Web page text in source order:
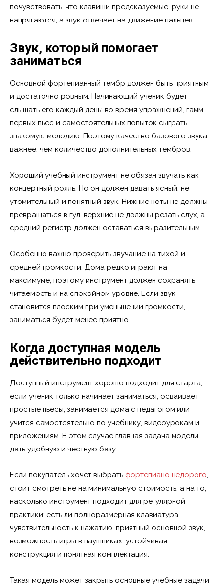
почувствовать, что клавиши предсказуемые, руки не
напрягаются, а звук отвечает на движение пальцев.
Звук, который помогает
заниматься
Основной фортепианный тембр должен быть приятным
и достаточно ровным. Начинающий ученик будет
слышать его каждый день: во время упражнений, гамм,
первых пьес и самостоятельных попыток сыграть
знакомую мелодию. Поэтому качество базового звука
важнее, чем количество дополнительных тембров.
Хороший учебный инструмент не обязан звучать как
концертный рояль. Но он должен давать ясный, не
утомительный и понятный звук. Нижние ноты не должны
превращаться в гул, верхние не должны резать слух, а
средний регистр должен оставаться выразительным.
Особенно важно проверить звучание на тихой и
средней громкости. Дома редко играют на
максимуме, поэтому инструмент должен сохранять
читаемость и на спокойном уровне. Если звук
становится плоским при уменьшении громкости,
заниматься будет менее приятно.
Когда доступная модель
действительно подходит
Доступный инструмент хорошо подходит для старта,
если ученик только начинает заниматься, осваивает
простые пьесы, занимается дома с педагогом или
учится самостоятельно по учебнику, видеоурокам и
приложениям. В этом случае главная задача модели —
дать удобную и честную базу.
Если покупатель хочет выбрать фортепиано недорого,
стоит смотреть не на минимальную стоимость, а на то,
насколько инструмент подходит для регулярной
практики: есть ли полноразмерная клавиатура,
чувствительность к нажатию, приятный основной звук,
возможность игры в наушниках, устойчивая
конструкция и понятная комплектация.
Такая модель может закрыть основные учебные задачи